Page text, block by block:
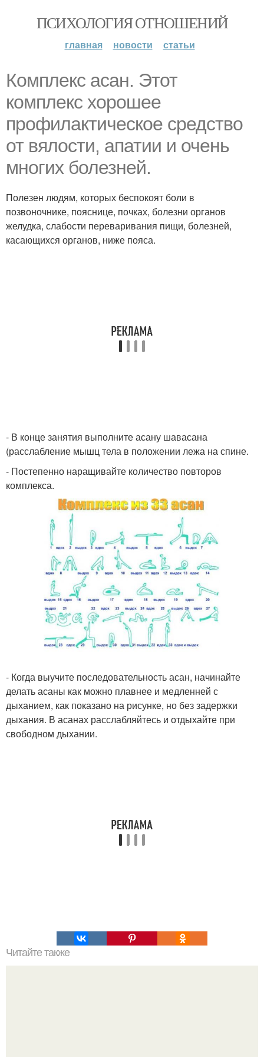
ПСИХОЛОГИЯ ОТНОШЕНИЙ
главная новости статьи
Комплекс асан. Этот
комплекс хорошее
профилактическое средство
от вялости, апатии и очень
многих болезней.
Полезен людям, которых беспокоят боли в
позвоночнике, пояснице, почках, болезни органов
желудка, слабости переваривания пищи, болезней,
касающихся органов, ниже пояса.
- В конце занятия выполните асану шавасана
(расслабление мышц тела в положении лежа на спине.
- Постепенно наращивайте количество повторов
комплекса.
- Когда выучите последовательность асан, начинайте
делать асаны как можно плавнее и медленней с
дыханием, как показано на рисунке, но без задержки
дыхания. В асанах расслабляйтесь и отдыхайте при
свободном дыхании.
Читайте также